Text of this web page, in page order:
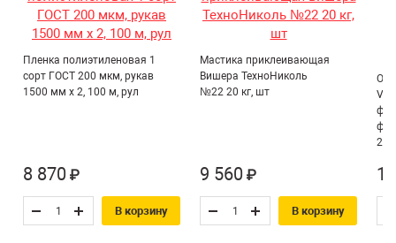
Пленка полиэтиленовая 1
сорт ГОСТ 200 мкм, рукав
1500 мм х 2, 100 м, рул
8 870 ₽
В корзину
Мастика приклеивающая
Вишера ТехноНиколь
№22 20 кг, шт
9 560 ₽
В корзину
1